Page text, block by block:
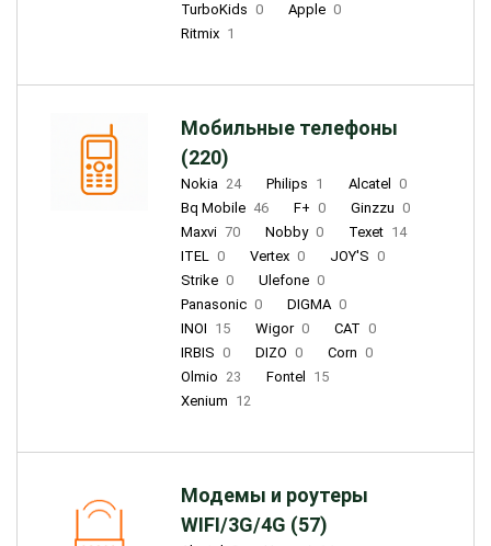
TurboKids 0 Apple 0
Ritmix 1
Мобильные телефоны
(220)
Nokia 24 Philips 1 Alcatel
0
Bq Mobile 46 F+ 0 Ginzzu 0
Maxvi 70 Nobby 0 Texet 14
ITEL 0 Vertex 0 JOY'S 0
Strike 0 Ulefone 0
Panasonic 0 DIGMA 0
INOI 15 Wigor 0 CAT 0
IRBIS 0 DIZO 0 Corn 0
Olmio 23 Fontel
15
Xenium 12
Модемы и роутеры
WIFI/3G/4G (57)